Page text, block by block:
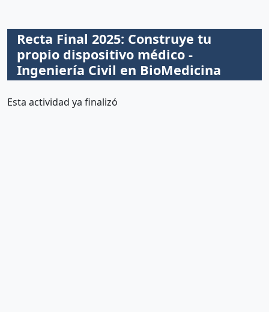
Recta Final 2025: Construye tu
propio dispositivo médico -
Ingeniería Civil en BioMedicina
Esta actividad ya finalizó